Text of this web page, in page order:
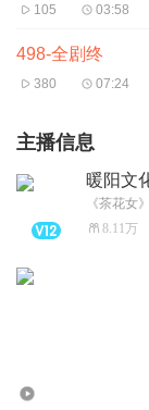
105 03:58
498-全剧终
380 07:24
主播信息
暖阳文
8.11万